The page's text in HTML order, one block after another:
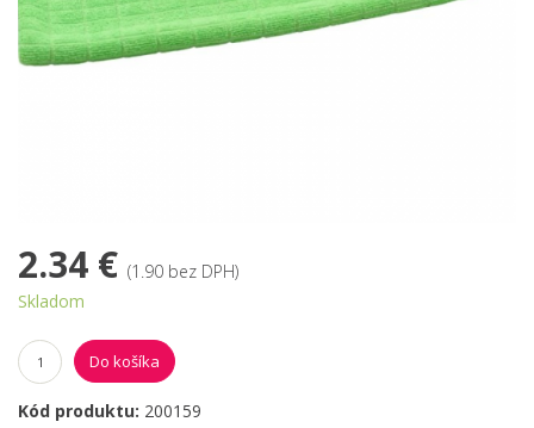
2.34 € (1.90 bez DPH)
Skladom
Do košíka
Kód produktu: 200159